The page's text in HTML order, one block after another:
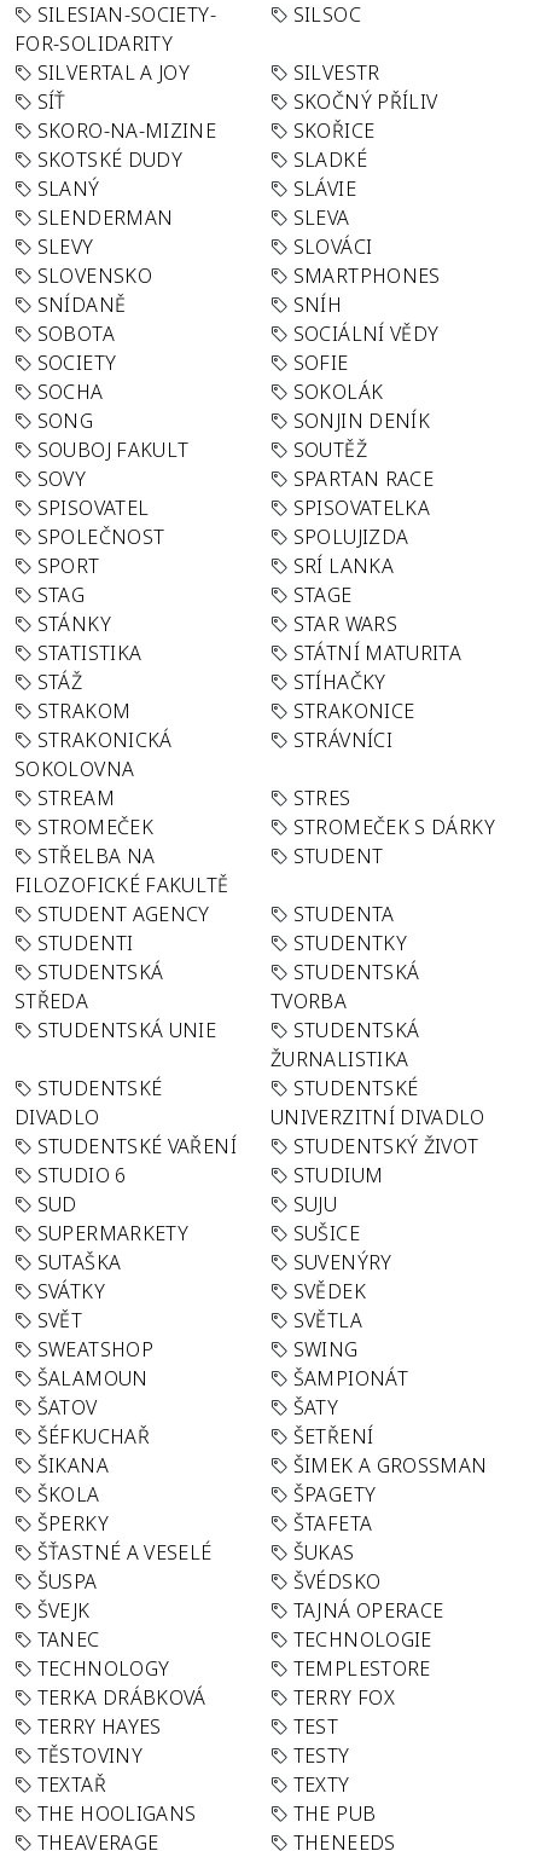
SILESIAN-SOCIETY-
FOR-SOLIDARITY
SILSOC
SILVERTAL A JOY
SILVESTR
SÍŤ
SKOČNÝ PŘÍLIV
SKORO-NA-MIZINE
SKOŘICE
SKOTSKÉ DUDY
SLADKÉ
SLANÝ
SLÁVIE
SLENDERMAN
SLEVA
SLEVY
SLOVÁCI
SLOVENSKO
SMARTPHONES
SNÍDANĚ
SNÍH
SOBOTA
SOCIÁLNÍ VĚDY
SOCIETY
SOFIE
SOCHA
SOKOLÁK
SONG
SONJIN DENÍK
SOUBOJ FAKULT
SOUTĚŽ
SOVY
SPARTAN RACE
SPISOVATEL
SPISOVATELKA
SPOLEČNOST
SPOLUJIZDA
SPORT
SRÍ LANKA
STAG
STAGE
STÁNKY
STAR WARS
STATISTIKA
STÁTNÍ MATURITA
STÁŽ
STÍHAČKY
STRAKOM
STRAKONICE
STRAKONICKÁ
SOKOLOVNA
STRÁVNÍCI
STREAM
STRES
STROMEČEK
STROMEČEK S DÁRKY
STŘELBA NA
FILOZOFICKÉ FAKULTĚ
STUDENT
STUDENT AGENCY
STUDENTA
STUDENTI
STUDENTKY
STUDENTSKÁ
STŘEDA
STUDENTSKÁ
TVORBA
STUDENTSKÁ UNIE
STUDENTSKÁ
ŽURNALISTIKA
STUDENTSKÉ
DIVADLO
STUDENTSKÉ
UNIVERZITNÍ DIVADLO
STUDENTSKÉ VAŘENÍ
STUDENTSKÝ ŽIVOT
STUDIO 6
STUDIUM
SUD
SUJU
SUPERMARKETY
SUŠICE
SUTAŠKA
SUVENÝRY
SVÁTKY
SVĚDEK
SVĚT
SVĚTLA
SWEATSHOP
SWING
ŠALAMOUN
ŠAMPIONÁT
ŠATOV
ŠATY
ŠÉFKUCHAŘ
ŠETŘENÍ
ŠIKANA
ŠIMEK A GROSSMAN
ŠKOLA
ŠPAGETY
ŠPERKY
ŠTAFETA
ŠŤASTNÉ A VESELÉ
ŠUKAS
ŠUSPA
ŠVÉDSKO
ŠVEJK
TAJNÁ OPERACE
TANEC
TECHNOLOGIE
TECHNOLOGY
TEMPLESTORE
TERKA DRÁBKOVÁ
TERRY FOX
TERRY HAYES
TEST
TĚSTOVINY
TESTY
TEXTAŘ
TEXTY
THE HOOLIGANS
THE PUB
THEAVERAGE
THENEEDS